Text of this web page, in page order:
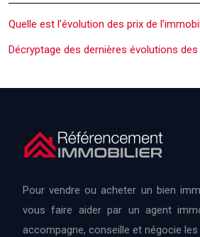
Quelle est l’évolution des prix de
Décryptage des dernières évolutions
Pour vendre ou acheter un bien
vous faire aider par un agent
accompagne, conseille et négocie